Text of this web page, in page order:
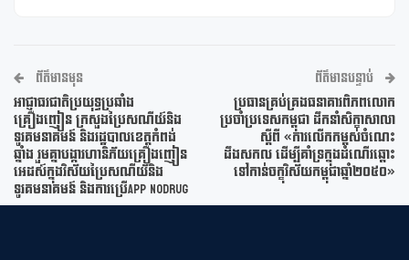
ព័ត៌មានមុន
អាជ្ញាធរជាតិប្រយុទ្ធប្រឆាំង
គ្រឿងញៀន ក្រសួងប្រៃសណីយ៍និង
ទូរគមនាគមន៍ និងរដ្ឋបាលខេត្តកំពង់
ឆ្នាំង រួមគ្នាបង្ការហានិភ័យគ្រឿងញៀន
អេដស៍ក្នុងវិស័យប្រៃសណីយ័និង
ទូរគមនាគមន៍ និងការប្រើApp NoDrug
ព័ត៌មានបន្ទាប់
ប្រធានគ្រប់គ្រងធនាគារពិភពលោក
ប្រចាំប្រទេសកម្ពុជា ដឹកនាំសិក្ខាសាលា
ស្តីពី «ការលើកកម្ពស់ចំណេះ
ដឹងសកល ដើម្បីគាំទ្រក្នុងដំណើរឆ្ពោះ
ទៅកាន់ចក្ខុវិស័យកម្ពុជាឆ្នាំ២០៥០»